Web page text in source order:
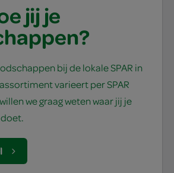
jij je
bij de lokale SPAR in
varieert per SPAR
we graag weten waar jij je